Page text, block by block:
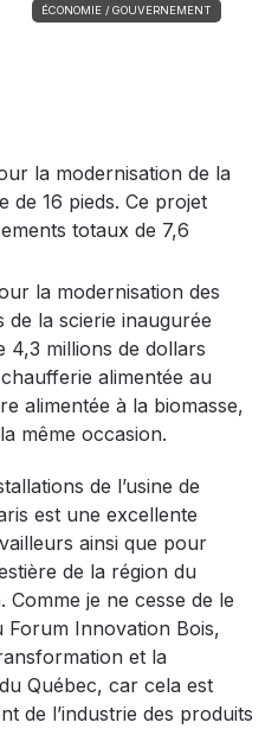
ÉCONOMIE / GOUVERNEMENT
la modernisation de la
de 16 pieds. Ce projet
totaux de 7,6
la modernisation des
de la scierie inaugurée
4,3 millions de dollars
alimentée au
alimentée à la biomasse,
même occasion.
de l’usine de
est une excellente
ainsi que pour
de la région du
je ne cesse de le
Forum Innovation Bois,
et la
Québec, car cela est
de l’industrie des produits